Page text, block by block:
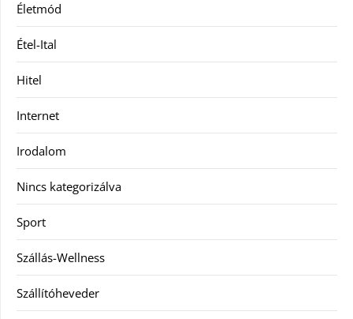
Életmód
Étel-Ital
Hitel
Internet
Irodalom
Nincs kategorizálva
Sport
Szállás-Wellness
Szállítóheveder